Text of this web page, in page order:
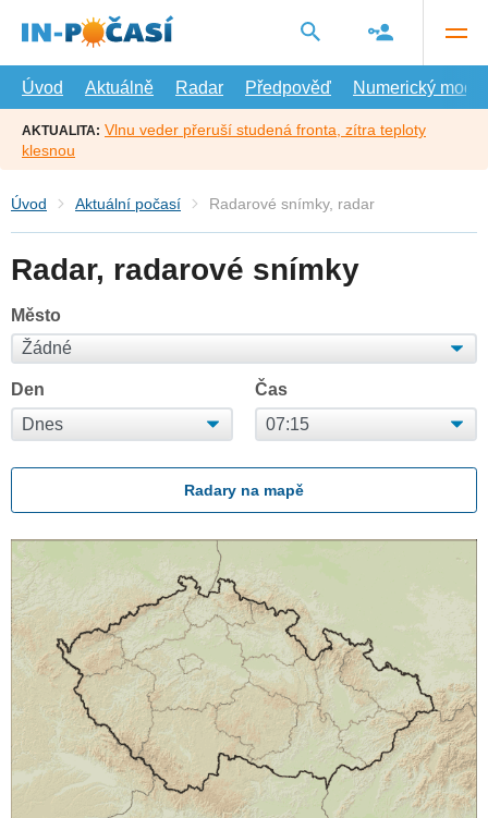
hlavní
Úvod
Aktuálně Radar Předpověď Numerický model
AKTUALITA: Vlnu veder přeruší studená fronta, zítra teploty
klesnou
Úvod Aktuální počasí Radarové snímky, radar
Radar, radarové snímky
Město
Den Čas
Radary na mapě